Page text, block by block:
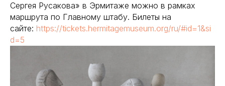
Сергея Русакова» в Эрмитаже можно в рамках
маршрута по Главному штабу. Билеты на
сайте: https://tickets.hermitagemuseum.org/ru/#id=1&si
d=5